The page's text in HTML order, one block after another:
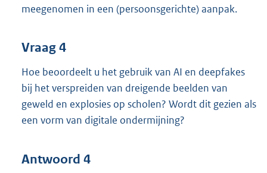
meegenomen in een (persoonsgerichte) aanpak.
Vraag 4
Hoe beoordeelt u het gebruik van AI en deepfakes
bij het verspreiden van dreigende beelden van
geweld en explosies op scholen? Wordt dit gezien als
een vorm van digitale ondermijning?
Antwoord 4